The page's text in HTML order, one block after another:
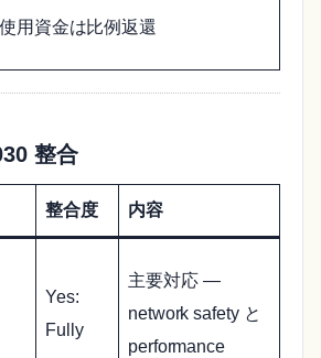
用資金は比例返還
整合
整合度 内容
Yes:
Fully
主要対応 —
network safety と
performance